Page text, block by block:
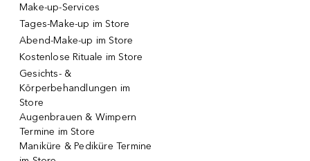
Make-up-Services
Tages-Make-up im Store
Abend-Make-up im Store
Kostenlose Rituale im Store
Gesichts- &
Körperbehandlungen im
Store
Augenbrauen & Wimpern
Termine im Store
Maniküre & Pediküre Termine